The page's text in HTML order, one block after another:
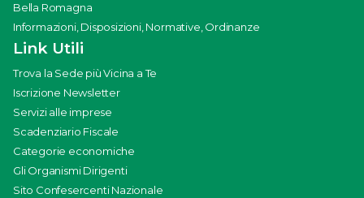
Bella Romagna
Informazioni, Disposizioni, Normative, Ordinanze
Link Utili
Trova la Sede più Vicina a Te
Iscrizione Newsletter
Servizi alle imprese
Scadenziario Fiscale
Categorie economiche
Gli Organismi Dirigenti
Sito Confesercenti Nazionale